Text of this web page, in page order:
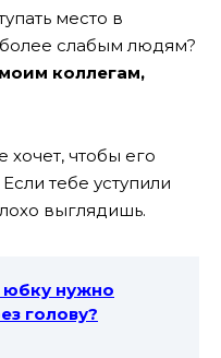
место в
слабым людям?
коллегам,
хочет, чтобы его
тебе уступили
выглядишь.
нужно
голову?